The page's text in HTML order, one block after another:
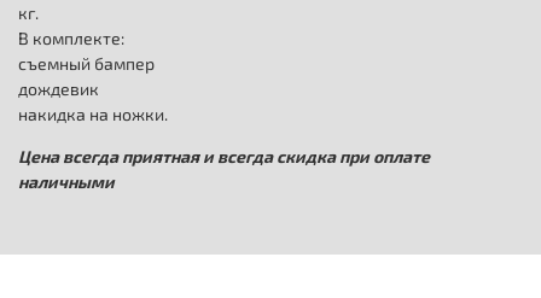
кг.
В комплекте:
съемный бампер
дождевик
накидка на ножки.
Цена всегда приятная и всегда скидка при оплате
наличными